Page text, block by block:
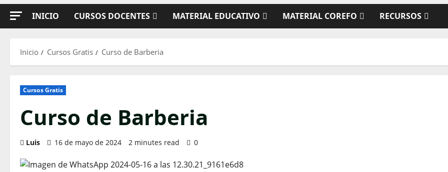
INICIO CURSOS DOCENTES MATERIAL EDUCATIVO MATERIAL COREFO RECURSOS
Inicio Cursos Gratis Curso de Barberia
Cursos Gratis
Curso de Barberia
Luis 16 de mayo de 2024 2 minutes read 0